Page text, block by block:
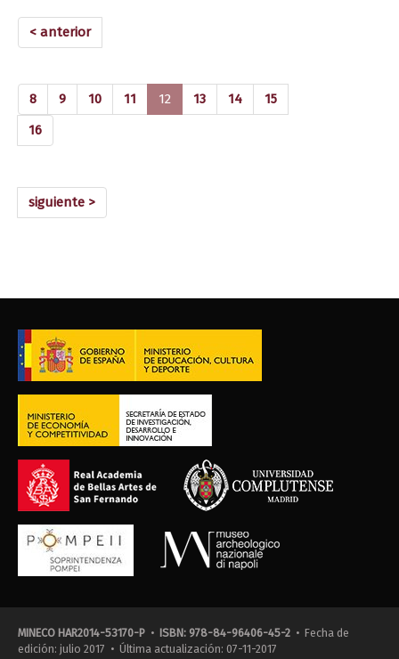
< anterior
8 9 10 11 12 (current)
13 14
15
16
siguiente >
MINECO HAR2014-53170-P • ISBN: 978-84-96406-45-2 • Fecha de
edición: julio 2017 • Última actualización: 07-11-2017